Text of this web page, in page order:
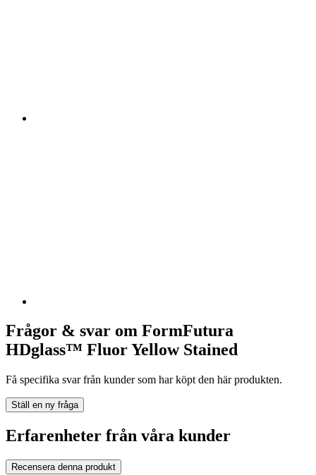
Frågor & svar om FormFutura
HDglass™ Fluor Yellow Stained
Få specifika svar från kunder som har köpt den här produkten.
Ställ en ny fråga
Erfarenheter från våra kunder
Recensera denna produkt